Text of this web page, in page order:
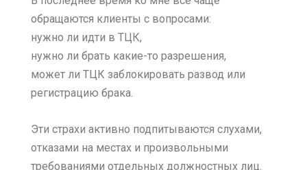
обращаются клиенты с вопросами:
нужно ли идти в ТЦК,
нужно ли брать какие-то разрешения,
может ли ТЦК заблокировать развод или
регистрацию брака.
Эти страхи активно подпитываются слухами,
отказами на местах и произвольными
требованиями отдельных должностных лиц.